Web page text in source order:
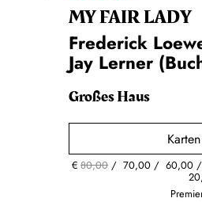
MY FAIR LADY
Frederick
Jay Lerner
Großes Haus
Karten
€80,00 70,00 60,00